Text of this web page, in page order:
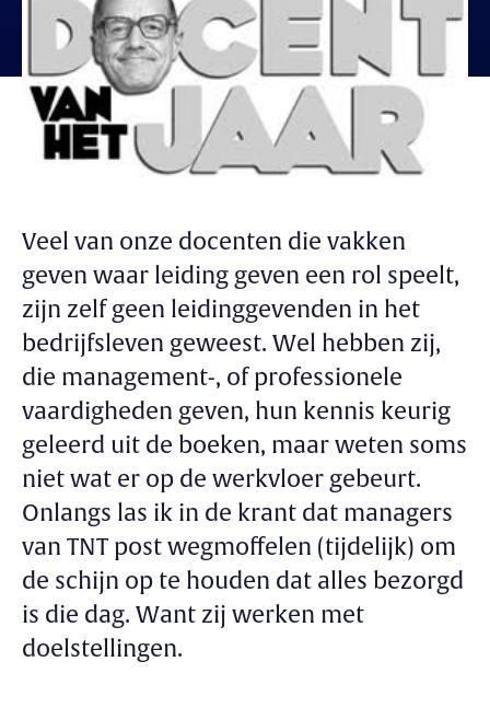
Veel van onze docenten die vakken
geven waar leiding geven een rol speelt,
zijn zelf geen leidinggevenden in het
bedrijfsleven geweest. Wel hebben zij,
die management-, of professionele
vaardigheden geven, hun kennis keurig
geleerd uit de boeken, maar weten soms
niet wat er op de werkvloer gebeurt.
Onlangs las ik in de krant dat managers
van TNT post wegmoffelen (tijdelijk) om
de schijn op te houden dat alles bezorgd
is die dag. Want zij werken met
doelstellingen.